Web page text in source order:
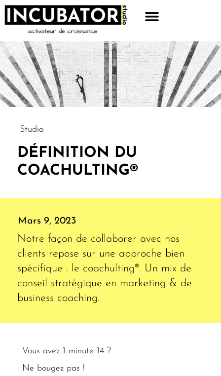
Studio
DÉFINITION DU
COACHULTING®
Mars 9, 2023
Notre façon de collaborer avec nos
clients repose sur une approche bien
spécifique : le coachulting®. Un mix de
conseil stratégique en marketing & de
business coaching.
Vous avez 1 minute 14 ?
Ne bougez pas !